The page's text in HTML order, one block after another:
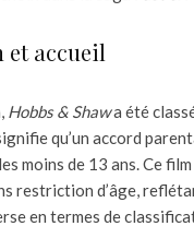
et accueil
Hobbs & Shawa été
qu’un accord
moins de 13 ans. Ce
restriction d’âge,
en termes de